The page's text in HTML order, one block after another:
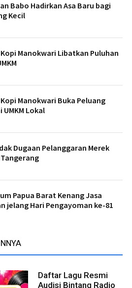
Babo Hadirkan Asa Baru bagi
Kecil
Manokwari Libatkan Puluhan
Manokwari Buka Peluang
UMKM Lokal
Dugaan Pelanggaran Merek
Tangerang
Papua Barat Kenang Jasa
jelang Hari Pengayoman ke-81
Daftar Lagu Resmi
Audisi Bintang Radio